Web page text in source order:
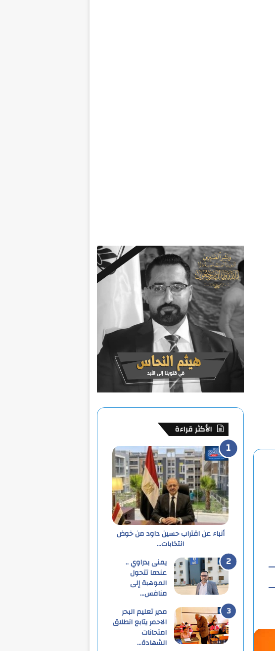
الأكثر قراءة
أنباء عن اقتراب حسين داود من خوض
انتخابات…
يمنى بدراوي ..
عندما تتحول
الموهبة إلى
منافس…
مدير تعليم البحر
الاحمر يتابع انطلاق
امتحانات
الشهادة…